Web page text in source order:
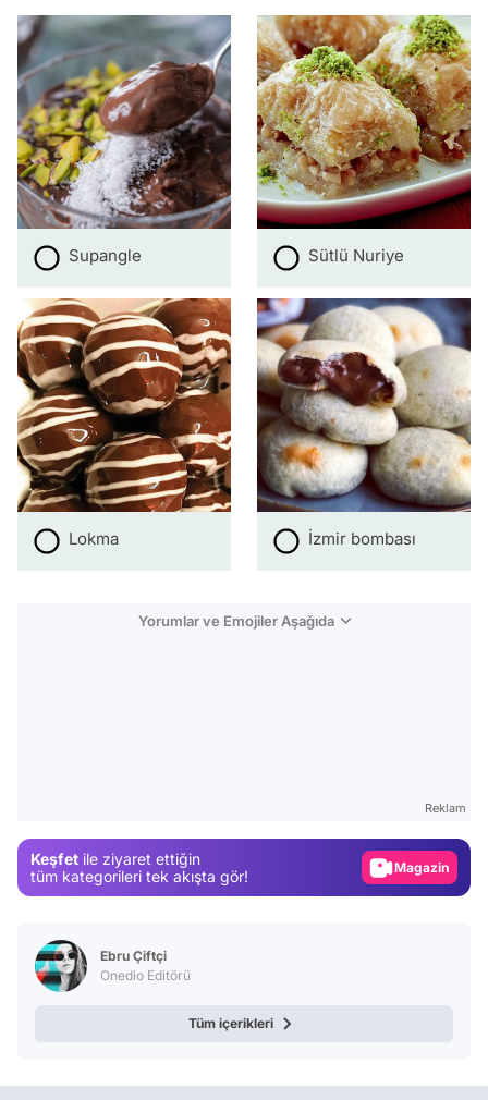
Supangle Sütlü Nuriye
Lokma İzmir bombası
Yorumlar ve Emojiler Aşağıda
Reklam
Keşfet ile ziyaret ettiğin
tüm kategorileri tek akışta gör!
Video
Ebru Çiftçi
Onedio Editörü
Tüm içerikleri